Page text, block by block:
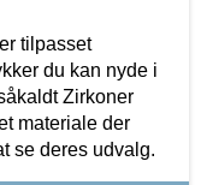
tilpasset
du kan nyde i
Zirkoner
materiale der
se deres udvalg.